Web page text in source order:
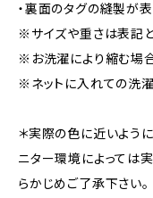
・裏面のタグの縫製が
※サイズや重さは表記
※お洗濯により縮む場
※ネットに入れての洗濯
＊実際の色に近いよう
ニター環境によっては
らかじめご了承下さい。